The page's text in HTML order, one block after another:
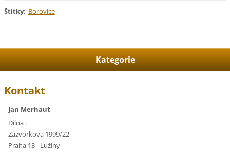
Štítky: Borovice
Kategorie
Kontakt
Jan Merhaut
Dílna :
Zázvorkova 1999/22
Praha 13 - Lužiny